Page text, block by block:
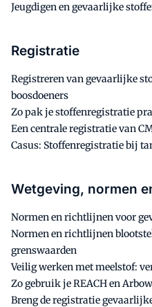
Jeugdigen en gevaarlijke
Registratie
Registreren van gevaarlijke
boosdoeners
Zo pak je stoffenregistratie
Een centrale registratie van
Casus: Stoffenregistratie bij
Wetgeving, normen
Normen en richtlijnen voor
Normen en richtlijnen
grenswaarden
Veilig werken met meelstof:
Zo gebruik je REACH en
Breng de registratie